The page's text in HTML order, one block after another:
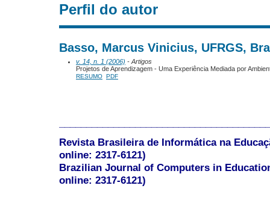
Perfil do autor
Basso, Marcus Vinicius, UFRGS,
v. 14, n. 1 (2006) - Artigos
Projetos de Aprendizagem - Uma Experiência Mediada por
RESUMO PDF
Revista Brasileira de Informática na
online: 2317-6121)
Brazilian Journal of Computers in
online: 2317-6121)